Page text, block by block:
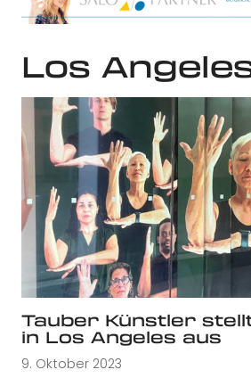
Los
Tauber Künstler
in Los Angeles aus
9. Oktober 2023